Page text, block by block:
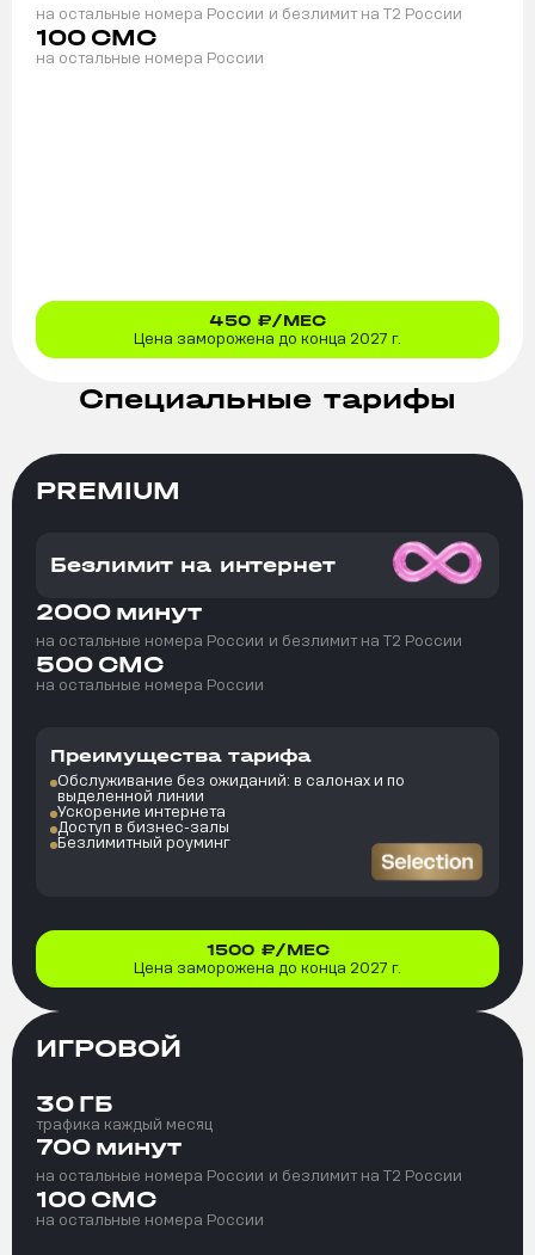
на остальные номера России и безлимит на T2 России
100 СМС
на остальные номера России
450 ₽/МЕС
Цена заморожена до конца 2027 г.
Специальные тарифы
PREMIUM
Безлимит на интернет
2000 минут
на остальные номера России и безлимит на T2 России
500 СМС
на остальные номера России
Преимущества тарифа
Обслуживание без ожиданий: в салонах и по
выделенной линии
Ускорение интернета
Доступ в бизнес-залы
Безлимитный роуминг
1500 ₽/МЕС
Цена заморожена до конца 2027 г.
ИГРОВОЙ
30 ГБ
трафика каждый месяц
700 минут
на остальные номера России и безлимит на T2 России
100 СМС
на остальные номера России